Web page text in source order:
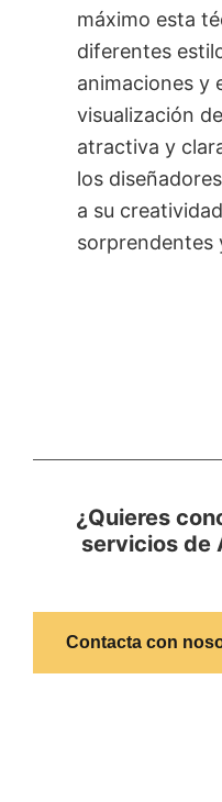
máximo esta
diferentes
animaciones y
visualización
atractiva y
los
a su
sorprendentes
¿Quieres
servicios de
Contacta con